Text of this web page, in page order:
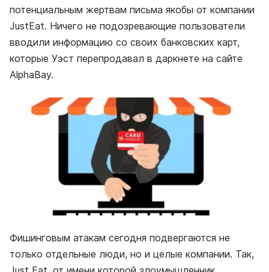
потенциальным жертвам письма якобы от компании
JustEat. Ничего не подозревающие пользователи
вводили информацию со своих банковских карт,
которые Уэст перепродавал в даркнете на сайте
AlphaBay.
Фишинговым атакам сегодня подвергаются не
только отдельные люди, но и целые компании. Так,